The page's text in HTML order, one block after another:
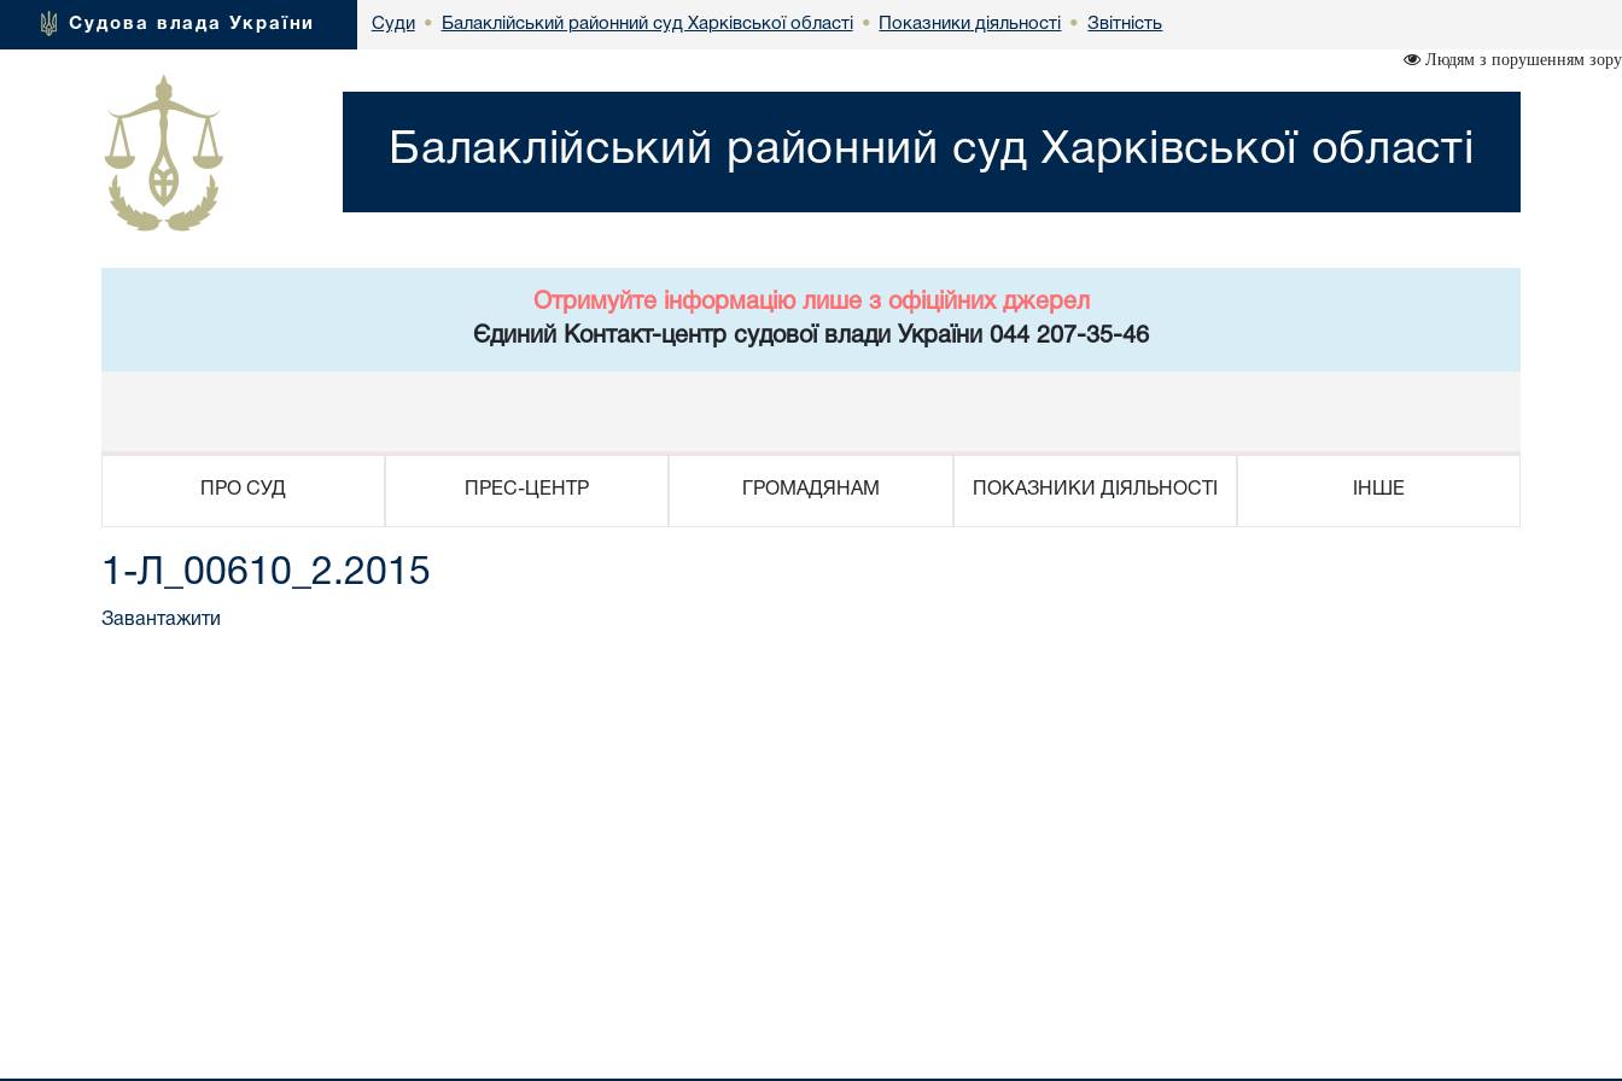
Судова влада України Суди • Балаклійський районний суд Харківської області • Показники діяльності • Звітність
Людям з порушенням зору
Балаклійський районний суд Харківської області
Отримуйте інформацію лише з офіційних джерел
Єдиний Контакт-центр судової влади України 044 207-35-46
ПРО СУД ПРЕС-ЦЕНТР ГРОМАДЯНАМ ПОКАЗНИКИ ДІЯЛЬНОСТІ ІНШЕ
1-Л_00610_2.2015
Завантажити